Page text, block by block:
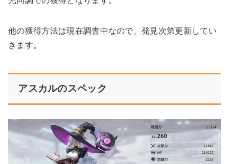
他の獲得方法は現在調査中なので、発見次第更新してい
きます。
アスカルのスペック